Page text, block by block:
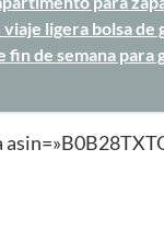
ligera bolsa de
fin de semana para